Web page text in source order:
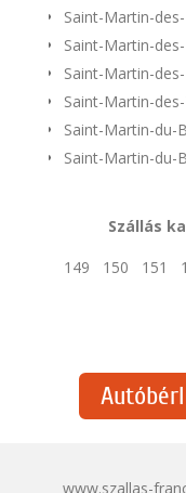
Saint-Martin-
Saint-Martin-
Saint-Martin-
Saint-Martin-
Saint-Martin-du-
Saint-Martin-du-
Szállás
149
150 151
www.szallas-